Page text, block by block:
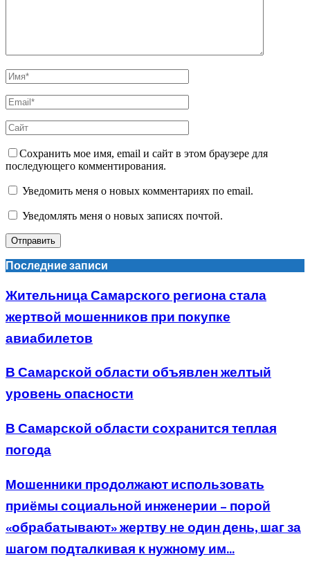
Сохранить мое имя, email и сайт в этом браузере для
последующего комментирования.
Уведомить меня о новых комментариях по email.
Уведомлять меня о новых записях почтой.
Последние записи
Жительница Самарского региона стала
жертвой мошенников при покупке
авиабилетов
В Самарской области объявлен желтый
уровень опасности
В Самарской области сохранится теплая
погода
Мошенники продолжают использовать
приёмы социальной инженерии – порой
«обрабатывают» жертву не один день, шаг за
шагом подталкивая к нужному им...